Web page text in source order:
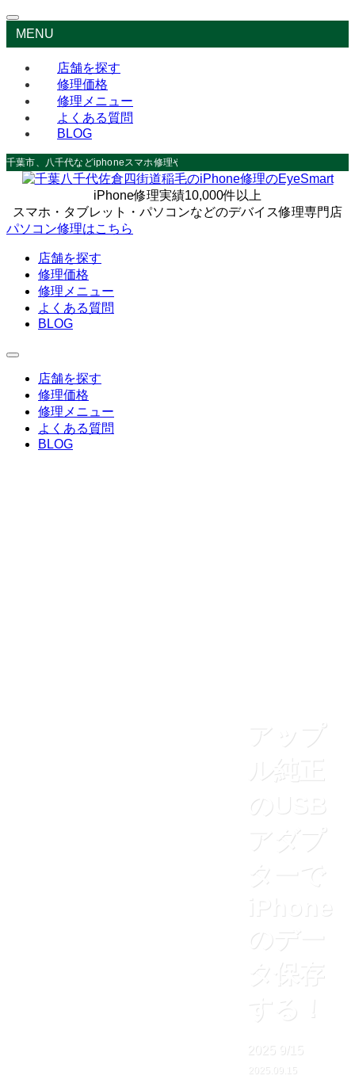
MENU
店舗を探す
修理価格
修理メニュー
よくある質問
BLOG
千葉市、八千代などiphoneスマホ修理やデータ救出なら
iPhone修理実績10,000件以上
スマホ・タブレット・パソコンなどのデバイス修理専門店
パソコン修理はこちら
店舗を探す
修理価格
修理メニュー
よくある質問
BLOG
店舗を探す
修理価格
修理メニュー
よくある質問
BLOG
アップ
ル純正
のUSB
アダプ
ターで
iPhone
のデー
タ保存
する！
2025 9/15
2025.09.15